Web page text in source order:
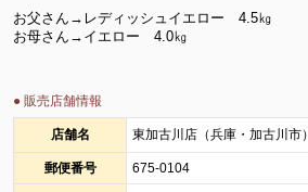
お父さん→レディッシュイエロー 4.5㎏
お母さん→イエロー 4.0㎏
● 販売店舗情報
店舗名 東加古川店（兵庫・加古川市）
郵便番号 675-0104